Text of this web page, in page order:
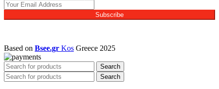
Subscribe
Based on Bsee.gr Kos Greece 2025
Search
Search